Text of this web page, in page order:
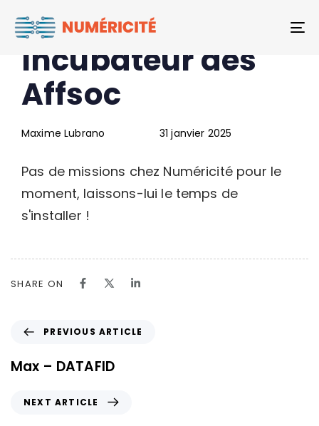
IN:
Marie –
Incubateur des
Affsoc
Maxime Lubrano
on:
31 janvier 2025
Pas de missions chez Numéricité pour le
moment, laissons-lui le temps de
s'installer !
SHARE ON
PREVIOUS ARTICLE
Max – DATAFID
NEXT ARTICLE